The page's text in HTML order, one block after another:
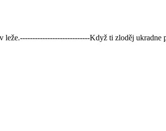
Když ti zloděj ukradne